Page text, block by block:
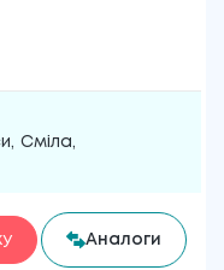
, Сміла,
Аналоги